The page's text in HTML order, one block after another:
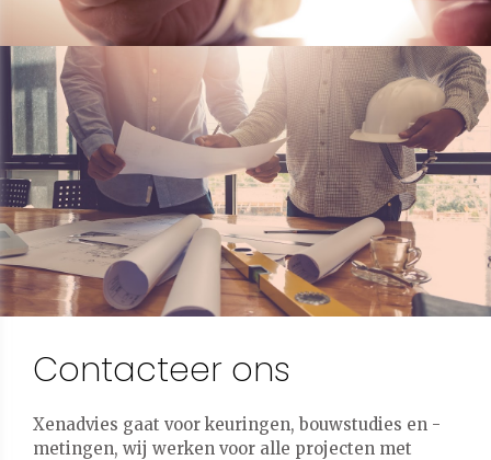
Contacteer ons
Xenadvies gaat voor keuringen, bouwstudies en -
metingen, wij werken voor alle projecten met